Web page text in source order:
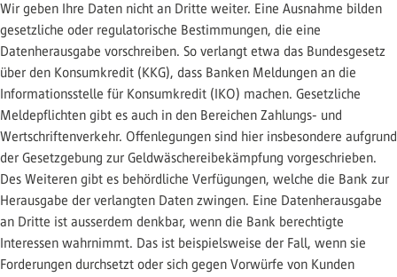
Wir geben Ihre Daten nicht an Dritte weiter. Eine Ausnahme bilden
gesetzliche oder regulatorische Bestimmungen, die eine
Datenherausgabe vorschreiben. So verlangt etwa das Bundesgesetz
über den Konsumkredit (KKG), dass Banken Meldungen an die
Informationsstelle für Konsumkredit (IKO) machen. Gesetzliche
Meldepflichten gibt es auch in den Bereichen Zahlungs- und
Wertschriftenverkehr. Offenlegungen sind hier insbesondere aufgrund
der Gesetzgebung zur Geldwäschereibekämpfung vorgeschrieben.
Des Weiteren gibt es behördliche Verfügungen, welche die Bank zur
Herausgabe der verlangten Daten zwingen. Eine Datenherausgabe
an Dritte ist ausserdem denkbar, wenn die Bank berechtigte
Interessen wahrnimmt. Das ist beispielsweise der Fall, wenn sie
Forderungen durchsetzt oder sich gegen Vorwürfe von Kunden